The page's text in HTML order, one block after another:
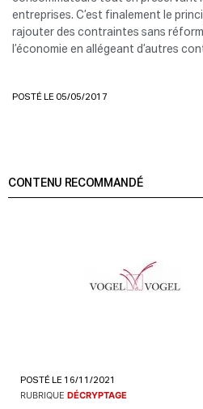
entreprises. C’est finalement le
rajouter des contraintes sans
l’économie en allégeant d’autres
POSTÉ LE 05/05/2017
CONTENU RECOMMANDÉ
POSTÉ LE 16/11/2021
RUBRIQUE DÉCRYPTAGE